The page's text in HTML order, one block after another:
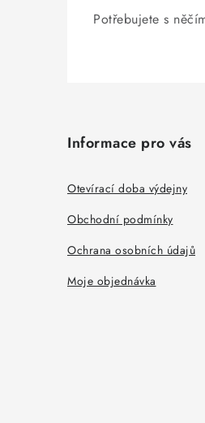
Potřebujete s
Informace pro vás
Otevírací doba výdejny
Obchodní podmínky
Ochrana osobních údajů
Moje objednávka